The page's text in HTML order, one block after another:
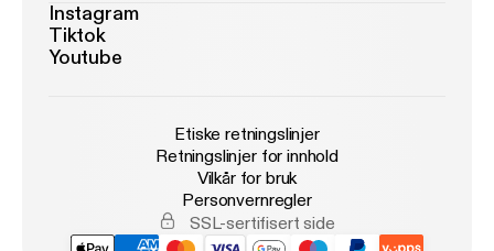
Instagram
Tiktok
Youtube
Etiske retningslinjer
Retningslinjer for innhold
Vilkår for bruk
Personvernregler
SSL-sertifisert side